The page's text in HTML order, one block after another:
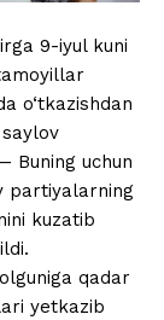
9-iyul kuni
o‘tkazishdan
Buning uchun
partiyalarning
kuzatib
qadar
yetkazib